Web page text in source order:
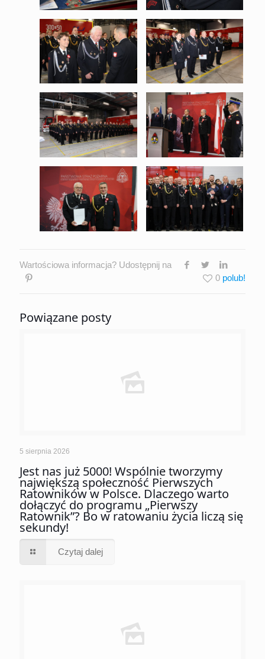
Wartościowa informacja? Udostępnij na
0
Powiązane posty
5 sierpnia 2026
Jest nas już 5000! Wspólnie tworzymy
największą społeczność Pierwszych
Ratowników w Polsce. Dlaczego warto
dołączyć do programu „Pierwszy
Ratownik”? Bo w ratowaniu życia liczą się
sekundy!
Czytaj dalej